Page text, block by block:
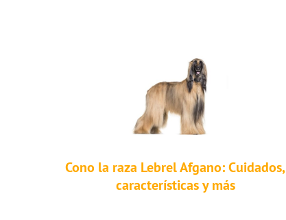
Cono la raza Lebrel Afgano: Cuidados,
características y más